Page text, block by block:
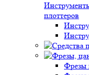
плоттеров
Фрезы